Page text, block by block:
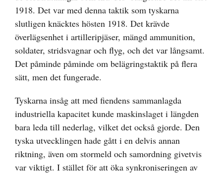
1918. Det var med denna taktik som tyskarna
slutligen knäcktes hösten 1918. Det krävde
överlägsenhet i artilleripjäser, mängd ammunition,
soldater, stridsvagnar och flyg, och det var långsamt.
Det påminde påminde om belägringstaktik på flera
sätt, men det fungerade.
Tyskarna insåg att med fiendens sammanlagda
industriella kapacitet kunde maskinslaget i längden
bara leda till nederlag, vilket det också gjorde. Den
tyska utvecklingen hade gått i en delvis annan
riktning, även om stormeld och samordning givetvis
var viktigt. I stället för att öka synkroniseringen av